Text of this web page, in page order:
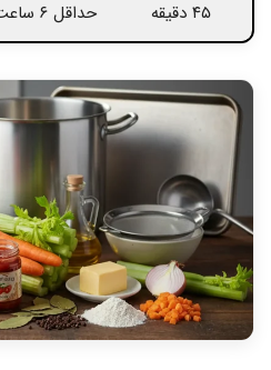
۴۵ دقیقه حداقل ۶ ساعت